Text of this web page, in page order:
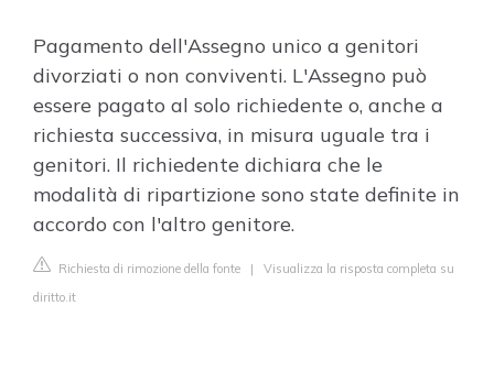
Pagamento dell'Assegno unico a genitori
divorziati o non conviventi. L'Assegno può
essere pagato al solo richiedente o, anche a
richiesta successiva, in misura uguale tra i
genitori. Il richiedente dichiara che le
modalità di ripartizione sono state definite in
accordo con l'altro genitore.
Richiesta di rimozione della fonte | Visualizza la risposta completa su
diritto.it